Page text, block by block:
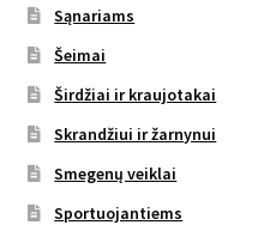
Sąnariams
Šeimai
Širdžiai ir kraujotakai
Skrandžiui ir žarnynui
Smegenų veiklai
Sportuojantiems